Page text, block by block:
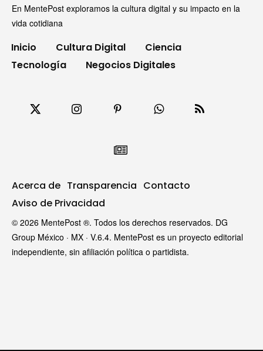
En MentePost exploramos la cultura digital y su impacto en la
vida cotidiana
Inicio Cultura Digital
Ciencia
Tecnología
Negocios Digitales
Acerca de Transparencia Contacto
Aviso de Privacidad
© 2026 MentePost ®. Todos los derechos reservados. DG
Group México · MX · V.6.4. MentePost es un proyecto editorial
independiente, sin afiliación política o partidista.